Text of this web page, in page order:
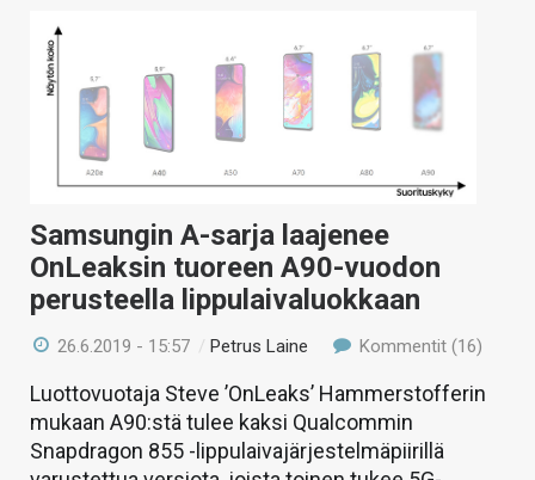
TIETOA
HINTA.FI
VAIHDA TEEMA
HAKU
Samsungin A-sarja laajenee
OnLeaksin tuoreen A90-vuodon
perusteella lippulaivaluokkaan
26.6.2019 - 15:57 /Petrus Laine Kommentit (16)
Luottovuotaja Steve ’OnLeaks’ Hammerstofferin
mukaan A90:stä tulee kaksi Qualcommin
Snapdragon 855 -lippulaivajärjestelmäpiirillä